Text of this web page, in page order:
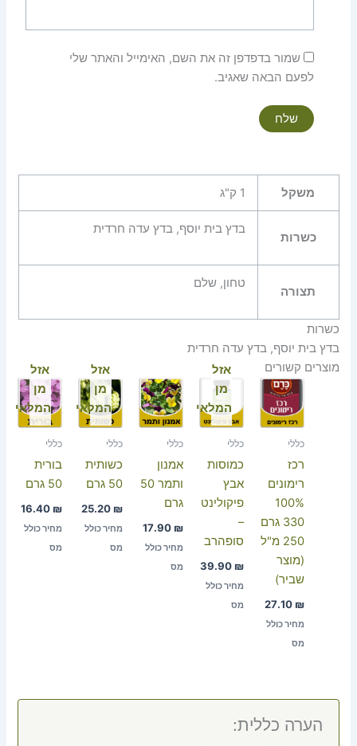
שמור בדפדפן זה את השם, האימייל והאתר שלי
לפעם הבאה שאגיב.
משקל 1 ק"ג
כשרות
בדץ בית יוסף, בדץ עדה חרדית
תצורה
טחון, שלם
כשרות
בדץ בית יוסף, בדץ עדה חרדית
מוצרים קשורים
כללי
רכז
רימונים
100%
330 גרם
250 מ"ל
(מוצר
שביר)
27.10 ₪
מחיר כולל
מס
אזל
מן
המלאי
כללי
כמוסות
אבץ
פיקולינט
–
סופהרב
39.90 ₪
מחיר כולל
מס
כללי
אמנון
ותמר 50
גרם
17.90 ₪
מחיר כולל
מס
אזל
מן
המלאי
כללי
כשותית
50 גרם
25.20 ₪
מחיר כולל
מס
אזל
מן
המלאי
כללי
בורית
50 גרם
16.40 ₪
מחיר כולל
מס
הערה כללית: